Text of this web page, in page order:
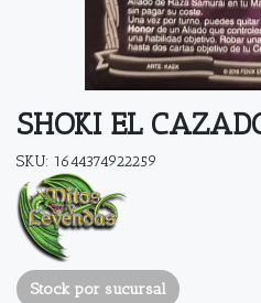
SHOKI EL
SKU: 1644374922259
Stock por sucursal